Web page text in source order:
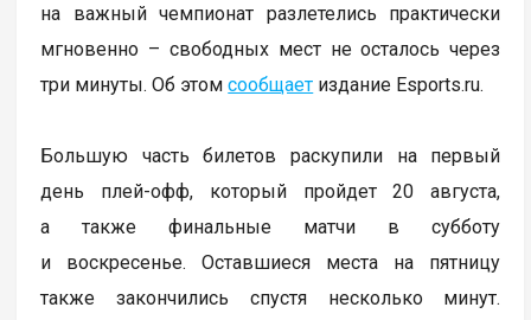
на важный чемпионат разлетелись практически
мгновенно – свободных мест не осталось через
три минуты. Об этомсообщает издание Esports.ru.
Большую часть билетов раскупили на первый
день плей-офф, который пройдет 20 августа,
а также финальные матчи в субботу
и воскресенье. Оставшиеся места на пятницу
также закончились спустя несколько минут.